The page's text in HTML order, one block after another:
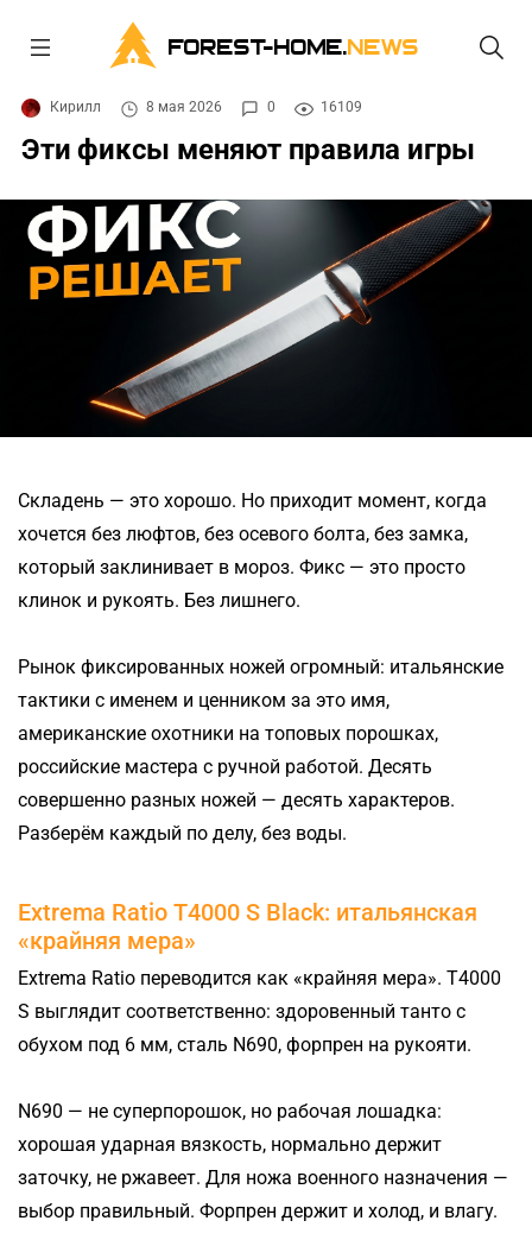
FOREST-HOME.NEWS
Кирилл 8 мая 2026 0 16109
Эти фиксы меняют правила игры
Складень — это хорошо. Но приходит момент, когда
хочется без люфтов, без осевого болта, без замка,
который заклинивает в мороз. Фикс — это просто
клинок и рукоять. Без лишнего.
Рынок фиксированных ножей огромный: итальянские
тактики с именем и ценником за это имя,
американские охотники на топовых порошках,
российские мастера с ручной работой. Десять
совершенно разных ножей — десять характеров.
Разберём каждый по делу, без воды.
Extrema Ratio T4000 S Black: итальянская
«крайняя мера»
Extrema Ratio переводится как «крайняя мера». T4000
S выглядит соответственно: здоровенный танто с
обухом под 6 мм, сталь N690, форпрен на рукояти.
N690 — не суперпорошок, но рабочая лошадка:
хорошая ударная вязкость, нормально держит
заточку, не ржавеет. Для ножа военного назначения —
выбор правильный. Форпрен держит и холод, и влагу.